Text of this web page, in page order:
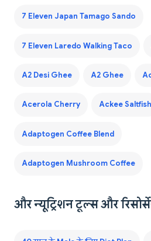
7 Eleven Japan Tamago Sando
7 Eleven Laredo Walking Taco
A2 Desi Ghee A2 Ghee
Acerola Cherry Ackee Saltfish
Adaptogen Coffee Blend
Adaptogen Mushroom Coffee
और न्यूट्रिशन टूल्स और